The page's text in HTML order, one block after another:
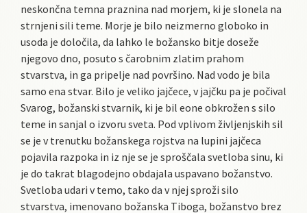
neskončna temna praznina nad morjem, ki je slonela na
strnjeni sili teme. Morje je bilo neizmerno globoko in
usoda je določila, da lahko le božansko bitje doseže
njegovo dno, posuto s čarobnim zlatim prahom
stvarstva, in ga pripelje nad površino. Nad vodo je bila
samo ena stvar. Bilo je veliko jajčece, v jajčku pa je počival
Svarog, božanski stvarnik, ki je bil eone obkrožen s silo
teme in sanjal o izvoru sveta. Pod vplivom življenjskih sil
se je v trenutku božanskega rojstva na lupini jajčeca
pojavila razpoka in iz nje se je sproščala svetloba sinu, ki
je do takrat blagodejno obdajala uspavano božanstvo.
Svetloba udari v temo, tako da v njej sproži silo
stvarstva, imenovano božanska Tiboga, božanstvo brez